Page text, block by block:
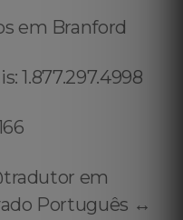
em Branford
1.877.297.4998
em
Português ↔️